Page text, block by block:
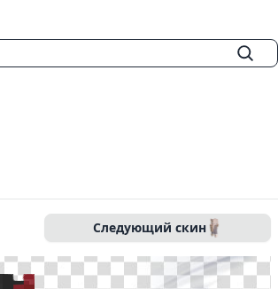
Следующий скин